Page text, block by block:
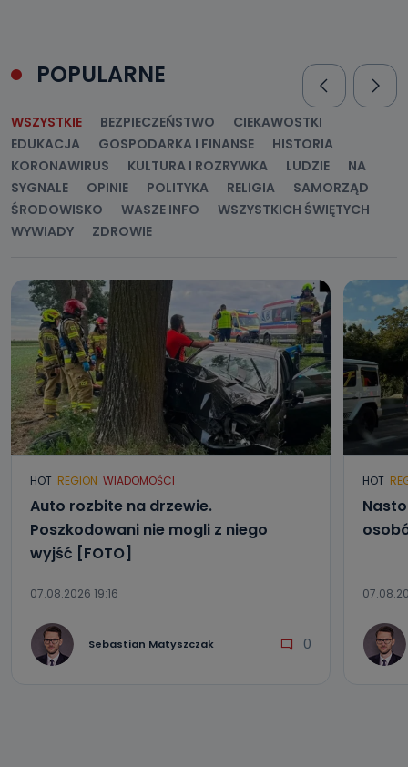
POPULARNE
WSZYSTKIE BEZPIECZEŃSTWO
CIEKAWOSTKI
EDUKACJA
GOSPODARKA I FINANSE
HISTORIA
KORONAWIRUS
KULTURA I ROZRYWKA LUDZIE
NA
SYGNALE
OPINIE POLITYKA RELIGIA
SAMORZĄD
ŚRODOWISKO
WASZE INFO
WSZYSTKICH ŚWIĘTYCH
WYWIADY
ZDROWIE
HOT REGION WIADOMOŚCI
Auto rozbite na drzewie.
Poszkodowani nie mogli z niego
wyjść [FOTO]
07.08.2026 19:16
Sebastian Matyszczak 0
HOT